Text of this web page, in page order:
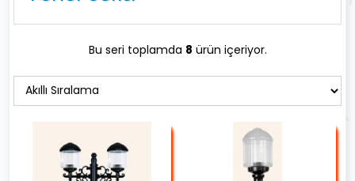
Bu seri toplamda 8 ürün içeriyor.